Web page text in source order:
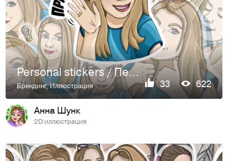
Personal stickers / Персональный стикерпак / стикеры
Брендинг,Иллюстрация 33 622
Анна Шунк
2D иллюстрация